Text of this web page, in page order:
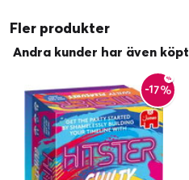
Fler produkter
Andra kunder har även köpt
-17%